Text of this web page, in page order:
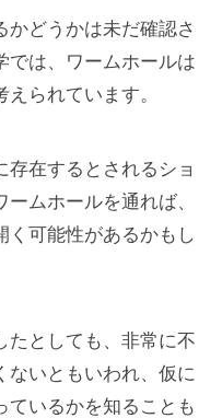
かどうかは未だ確認さ
では、ワームホールは
られています。
存在するとされるショ
ムホールを通れば、
く可能性があるかもし
たとしても、非常に不
ないともいわれ、仮に
ているかを知ることも